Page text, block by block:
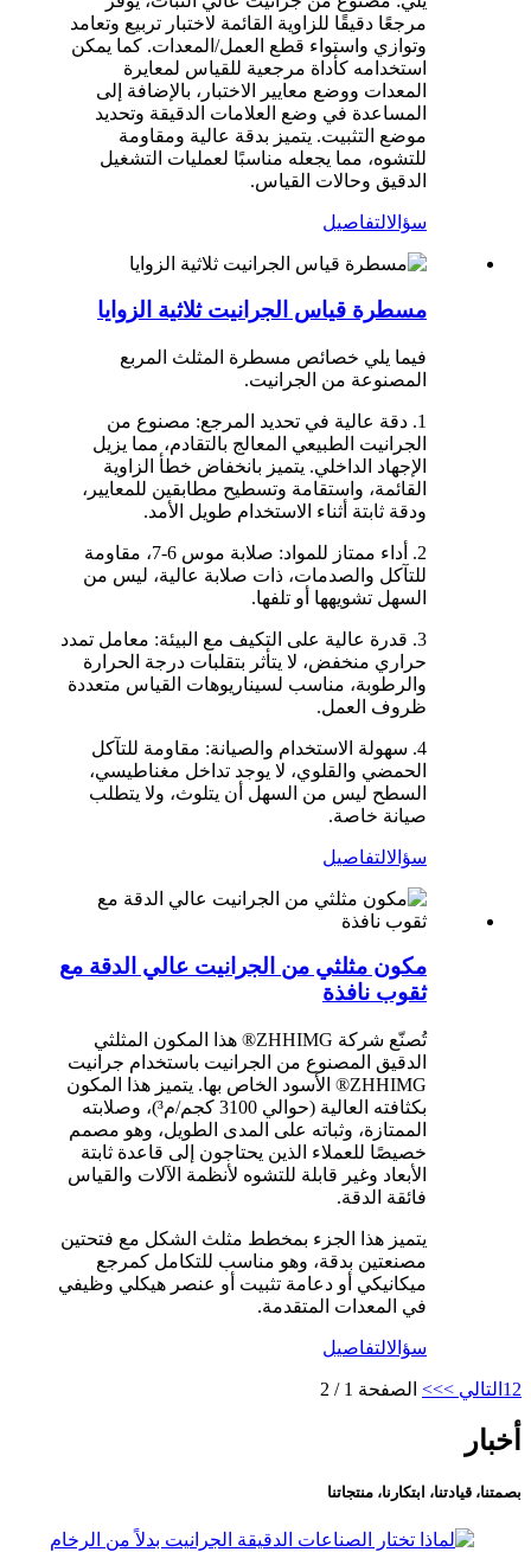
مرجعًا دقيقًا للزاوية القائمة لاختبار تربيع وتعامد
وتوازي واستواء قطع العمل/المعدات. كما يمكن
استخدامه كأداة مرجعية للقياس لمعايرة
المعدات ووضع معايير الاختبار، بالإضافة إلى
المساعدة في وضع العلامات الدقيقة وتحديد
موضع التثبيت. يتميز بدقة عالية ومقاومة
للتشوه، مما يجعله مناسبًا لعمليات التشغيل
الدقيق وحالات القياس.
سؤالالتفاصيل
مسطرة قياس الجرانيت ثلاثية الزوايا
فيما يلي خصائص مسطرة المثلث المربع
المصنوعة من الجرانيت.
1. دقة عالية في تحديد المرجع: مصنوع من
الجرانيت الطبيعي المعالج بالتقادم، مما يزيل
الإجهاد الداخلي. يتميز بانخفاض خطأ الزاوية
القائمة، واستقامة وتسطيح مطابقين للمعايير،
ودقة ثابتة أثناء الاستخدام طويل الأمد.
2. أداء ممتاز للمواد: صلابة موس 6-7، مقاومة
للتآكل والصدمات، ذات صلابة عالية، ليس من
السهل تشويهها أو تلفها.
3. قدرة عالية على التكيف مع البيئة: معامل تمدد
حراري منخفض، لا يتأثر بتقلبات درجة الحرارة
والرطوبة، مناسب لسيناريوهات القياس متعددة
ظروف العمل.
4. سهولة الاستخدام والصيانة: مقاومة للتآكل
الحمضي والقلوي، لا يوجد تداخل مغناطيسي،
السطح ليس من السهل أن يتلوث، ولا يتطلب
صيانة خاصة.
سؤالالتفاصيل
مكون مثلثي من الجرانيت عالي الدقة مع
ثقوب نافذة
تُصنّع شركة ZHHIMG® هذا المكون المثلثي
الدقيق المصنوع من الجرانيت باستخدام جرانيت
ZHHIMG® الأسود الخاص بها. يتميز هذا المكون
بكثافته العالية (حوالي 3100 كجم/م³)، وصلابته
الممتازة، وثباته على المدى الطويل، وهو مصمم
خصيصًا للعملاء الذين يحتاجون إلى قاعدة ثابتة
الأبعاد وغير قابلة للتشوه لأنظمة الآلات والقياس
فائقة الدقة.
يتميز هذا الجزء بمخطط مثلث الشكل مع فتحتين
مصنعتين بدقة، وهو مناسب للتكامل كمرجع
ميكانيكي أو دعامة تثبيت أو عنصر هيكلي وظيفي
في المعدات المتقدمة.
سؤالالتفاصيل
1 2 التالي >>> الصفحة 1 / 2
أخبار
بصمتنا، قيادتنا، ابتكارنا، منتجاتنا